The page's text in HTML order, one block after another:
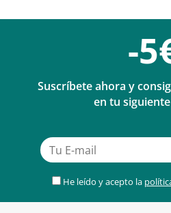
-
Suscríbete ahora y
en tu
He leído y acepto la